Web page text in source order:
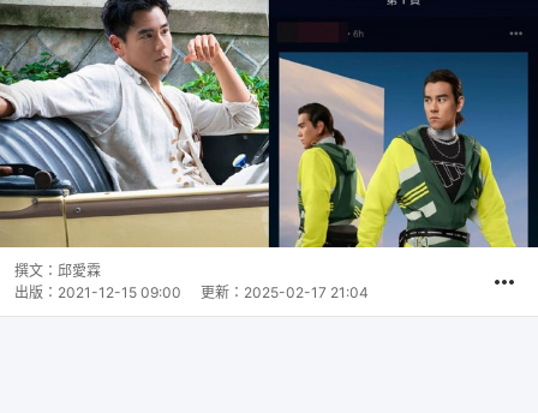
撰文： 邱愛霖
出版： 2021-12-15 09:00 更新： 2025-02-17 21:04